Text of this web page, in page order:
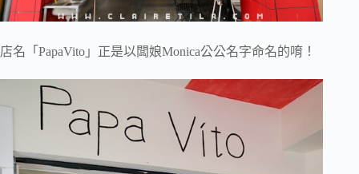
店名「PapaVito」正是以闆娘Monica公公名字命名的唷！